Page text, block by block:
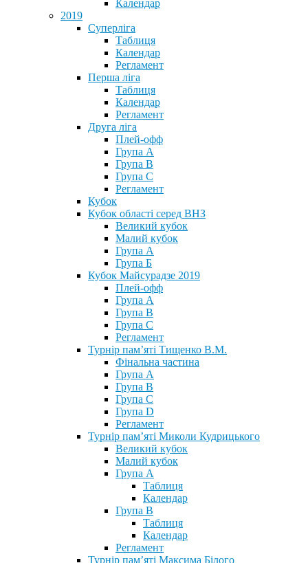
Календар
2019
Суперліга
Таблиця
Календар
Регламент
Перша ліга
Таблиця
Календар
Регламент
Друга ліга
Плей-офф
Група А
Група В
Група С
Регламент
Кубок
Кубок області серед ВНЗ
Великий кубок
Малий кубок
Група А
Група Б
Кубок Майсурадзе 2019
Плей-офф
Група А
Група В
Група С
Регламент
Турнір пам’яті Тищенко В.М.
Фінальна частина
Група А
Група В
Група С
Група D
Регламент
Турнір пам’яті Миколи Кудрицького
Великий кубок
Малий кубок
Група А
Таблиця
Календар
Група В
Таблиця
Календар
Регламент
Турнір пам’яті Максима Білого